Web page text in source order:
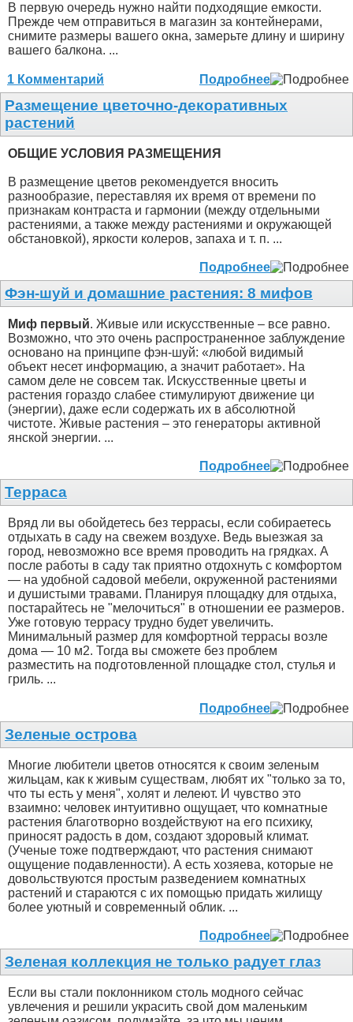
В первую очередь нужно найти подходящие емкости.
Прежде чем отправиться в магазин за контейнерами,
снимите размеры вашего окна, замерьте длину и ширину
вашего балкона. ...
1 Комментарий Подробнее
Размещение цветочно-декоративных
растений
ОБЩИЕ УСЛОВИЯ РАЗМЕЩЕНИЯ
В размещение цветов рекомендуется вносить
разнообразие, переставляя их время от времени по
признакам контраста и гармонии (между отдельными
растениями, а также между растениями и окружающей
обстановкой), яркости колеров, запаха и т. п. ...
Подробнее
Фэн-шуй и домашние растения: 8 мифов
Миф первый. Живые или искусственные – все равно.
Возможно, что это очень распространенное заблуждение
основано на принципе фэн-шуй: «любой видимый
объект несет информацию, а значит работает». На
самом деле не совсем так. Искусственные цветы и
растения гораздо слабее стимулируют движение ци
(энергии), даже если содержать их в абсолютной
чистоте. Живые растения – это генераторы активной
янской энергии. ...
Подробнее
Терраса
Вряд ли вы обойдетесь без террасы, если собираетесь
отдыхать в саду на свежем воздухе. Ведь выезжая за
город, невозможно все время проводить на грядках. А
после работы в саду так приятно отдохнуть с комфортом
— на удобной садовой мебели, окруженной растениями
и душистыми травами. Планируя площадку для отдыха,
постарайтесь не "мелочиться" в отношении ее размеров.
Уже готовую террасу трудно будет увеличить.
Минимальный размер для комфортной террасы возле
дома — 10 м2. Тогда вы сможете без проблем
разместить на подготовленной площадке стол, стулья и
гриль. ...
Подробнее
Зеленые острова
Многие любители цветов относятся к своим зеленым
жильцам, как к живым существам, любят их "только за то,
что ты есть у меня", холят и лелеют. И чувство это
взаимно: человек интуитивно ощущает, что комнатные
растения благотворно воздействуют на его психику,
приносят радость в дом, создают здоровый климат.
(Ученые тоже подтверждают, что растения снимают
ощущение подавленности). А есть хозяева, которые не
довольствуются простым разведением комнатных
растений и стараются с их помощью придать жилищу
более уютный и современный облик. ...
Подробнее
Зеленая коллекция не только радует глаз
Если вы стали поклонником столь модного сейчас
увлечения и решили украсить свой дом маленьким